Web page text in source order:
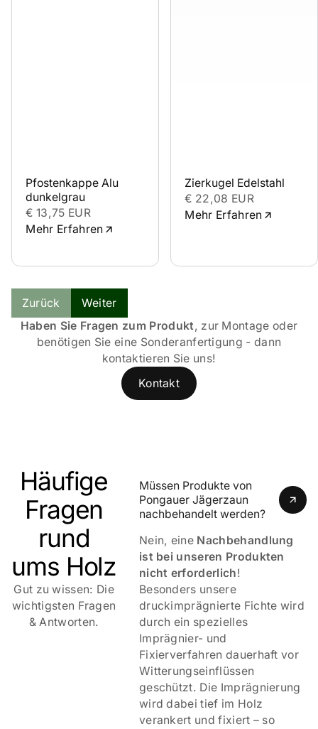
Pfostenkappe Alu
dunkelgrau
€ 13,75 EUR
Mehr Erfahren
Zierkugel Edelstahl
€ 22,08 EUR
Mehr Erfahren
Zurück
Weiter
Haben Sie Fragen zum Produkt, zur Montage oder
benötigen Sie eine Sonderanfertigung - dann
kontaktieren Sie uns!
Kontakt
Häufige
Fragen
rund
ums Holz
Gut zu wissen: Die
wichtigsten Fragen
& Antworten.
Müssen Produkte von
Pongauer Jägerzaun
nachbehandelt werden?
Nein, eine Nachbehandlung
ist bei unseren Produkten
nicht erforderlich!
Besonders unsere
druckimprägnierte Fichte wird
durch ein spezielles
Imprägnier- und
Fixierverfahren dauerhaft vor
Witterungseinflüssen
geschützt. Die Imprägnierung
wird dabei tief im Holz
verankert und fixiert – so